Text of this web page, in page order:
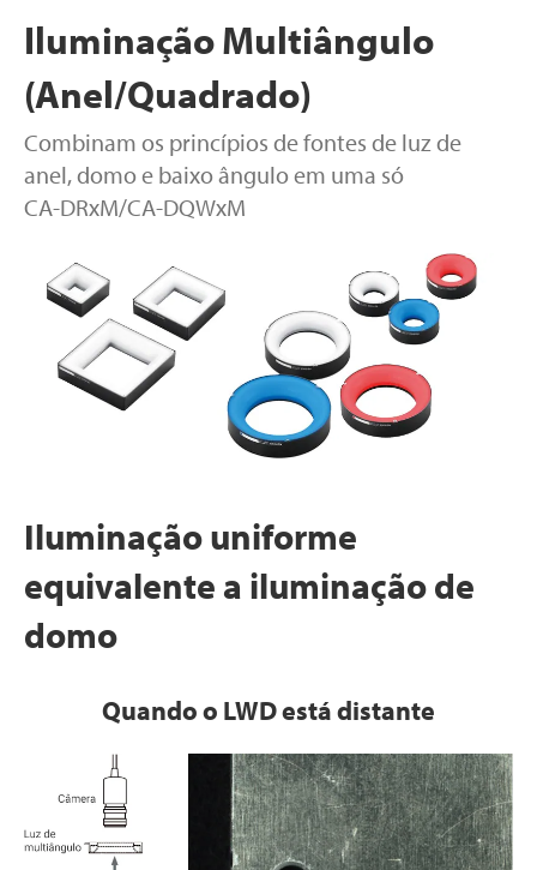
Iluminação Multiângulo
(Anel/Quadrado)
Combinam os princípios de fontes de luz de
anel, domo e baixo ângulo em uma só
CA-DRxM/CA-DQWxM
Iluminação uniforme
equivalente a iluminação de
domo
Quando o LWD está distante